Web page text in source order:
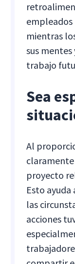
empleados
mientras
sus
trabajo
Sea
Al
proyecto
Esto
las
acciones